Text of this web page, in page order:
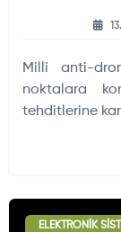
Milli anti-
noktalara
tehditlerine
ELEKTRONIK